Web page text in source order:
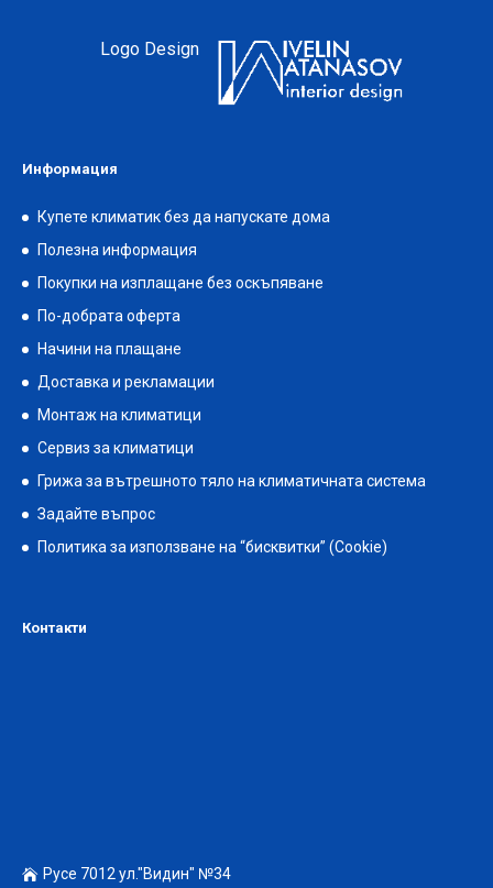
Logo Design
Информация
Купете климатик без да напускате дома
Полезна информация
Покупки на изплащане без оскъпяване
По-добрата оферта
Начини на плащане
Доставка и рекламации
Монтаж на климатици
Сервиз за климатици
Грижа за вътрешното тяло на климатичната система
Задайте въпрос
Политика за използване на “бисквитки” (Cookie)
Контакти
Русе 7012 ул."Видин" №34